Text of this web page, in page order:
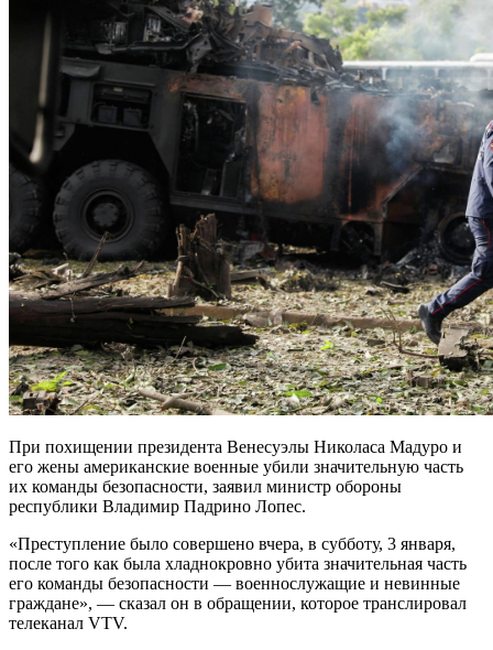
При похищении президента Венесуэлы Николаса Мадуро и
его жены американские военные убили значительную часть
их команды безопасности, заявил министр обороны
республики Владимир Падрино Лопес.
«Преступление было совершено вчера, в субботу, 3 января,
после того как была хладнокровно убита значительная часть
его команды безопасности — военнослужащие и невинные
граждане», — сказал он в обращении, которое транслировал
телеканал VTV.